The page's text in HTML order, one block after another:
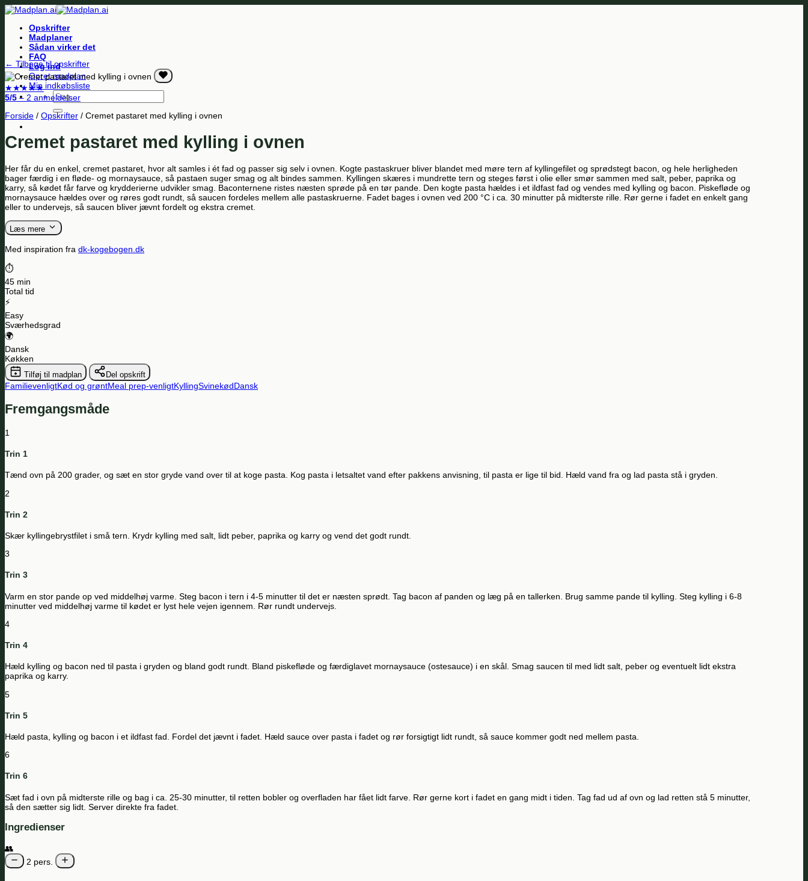
Fortsæt
indholdOpskrifter
Madplaner
Sådan virker det
FAQ
Log ind
Opret madplan
Min indkøbsliste
Søg
efter:
← Tilbage til opskrifter
★★★★★
5/5 – 2 anmeldelser
Forside / Opskrifter / Cremet pastaret med kylling i ovnen
Cremet pastaret med kylling i ovnen
Her får du en enkel, cremet pastaret, hvor alt samles i ét fad og passer sig selv i ovnen. Kogte pastaskruer bliver blandet med møre tern af kyllingefilet og sprødstegt bacon, og hele herligheden
bager færdig i en fløde- og mornaysauce, så pastaen suger smag og alt bindes sammen. Kyllingen skæres i mundrette tern og steges først i olie eller smør sammen med salt, peber, paprika og
karry, så kødet får farve og krydderierne udvikler smag. Baconternene ristes næsten sprøde på en tør pande. Den kogte pasta hældes i et ildfast fad og vendes med kylling og bacon. Piskefløde og
mornaysauce hældes over og røres godt rundt, så saucen fordeles mellem alle pastaskruerne. Fadet bages i ovnen ved 200 °C i ca. 30 minutter på midterste rille. Rør gerne i fadet en enkelt gang
eller to undervejs, så saucen bliver jævnt fordelt og ekstra cremet.
Læs mere
Med inspiration fra dk-kogebogen.dk
⏱️
45 min
Total tid
⚡
Easy
Sværhedsgrad
🌍
Dansk
Køkken
Tilføj til madplan Del opskrift
FamilievenligtKød og grøntMeal prep-venligtKyllingSvinekødDansk
Fremgangsmåde
1
Trin 1
Tænd ovn på 200 grader, og sæt en stor gryde vand over til at koge pasta. Kog pasta i letsaltet vand efter pakkens anvisning, til pasta er lige til bid. Hæld vand fra og lad pasta stå i gryden.
2
Trin 2
Skær kyllingebrystfilet i små tern. Krydr kylling med salt, lidt peber, paprika og karry og vend det godt rundt.
3
Trin 3
Varm en stor pande op ved middelhøj varme. Steg bacon i tern i 4-5 minutter til det er næsten sprødt. Tag bacon af panden og læg på en tallerken. Brug samme pande til kylling. Steg kylling i 6-8
minutter ved middelhøj varme til kødet er lyst hele vejen igennem. Rør rundt undervejs.
4
Trin 4
Hæld kylling og bacon ned til pasta i gryden og bland godt rundt. Bland piskefløde og færdiglavet mornaysauce (ostesauce) i en skål. Smag saucen til med lidt salt, peber og eventuelt lidt ekstra
paprika og karry.
5
Trin 5
Hæld pasta, kylling og bacon i et ildfast fad. Fordel det jævnt i fadet. Hæld sauce over pasta i fadet og rør forsigtigt lidt rundt, så sauce kommer godt ned mellem pasta.
6
Trin 6
Sæt fad i ovn på midterste rille og bag i ca. 25-30 minutter, til retten bobler og overfladen har fået lidt farve. Rør gerne kort i fadet en gang midt i tiden. Tag fad ud af ovn og lad retten stå 5 minutter,
så den sætter sig lidt. Server direkte fra fadet.
Ingredienser
👥
2 pers.